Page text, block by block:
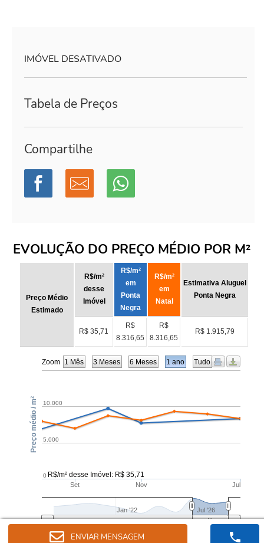
IMÓVEL DESATIVADO
Tabela de Preços
Compartilhe
EVOLUÇÃO DO PREÇO MÉDIO POR M²
ENVIAR MENSAGEM